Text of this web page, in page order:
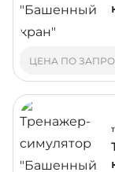
ЦЕНА ПО